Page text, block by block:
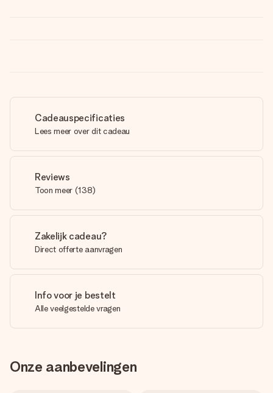
Cadeauspecificaties
Lees meer over dit cadeau
Reviews
Toon meer (138)
Zakelijk cadeau?
Direct offerte aanvragen
Info voor je bestelt
Alle veelgestelde vragen
Onze aanbevelingen